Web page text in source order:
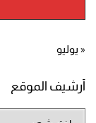
« يوليو
أرشيف الموقع